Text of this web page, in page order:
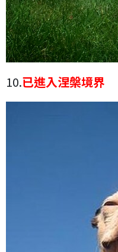
10.已進入涅槃境界